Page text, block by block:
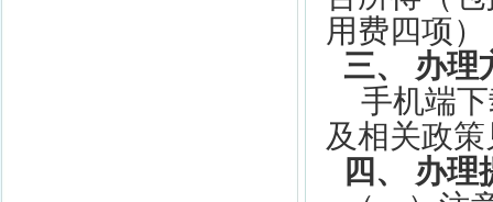
用费四项
三、
办理
手机端
及相关政
四、
办理